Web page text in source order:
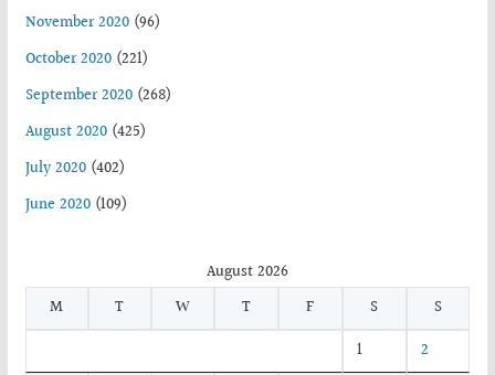
November 2020(96)
October 2020(221)
September 2020(268)
August 2020(425)
July 2020(402)
June 2020(109)
August 2026
M
T W T F S
S
1
2